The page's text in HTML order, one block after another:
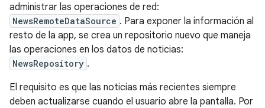
administrar las operaciones de red:
NewsRemoteDataSource . Para exponer la información al
resto de la app, se crea un repositorio nuevo que maneja
las operaciones en los datos de noticias:
NewsRepository .
El requisito es que las noticias más recientes siempre
deben actualizarse cuando el usuario abre la pantalla. Por